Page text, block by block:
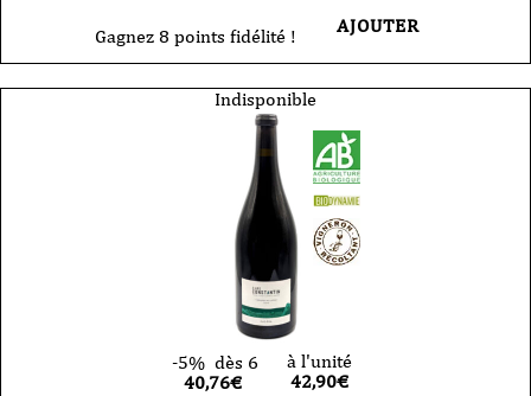
Gagnez 8 points fidélité ! AJOUTER
Indisponible
-5% dès 6
40,76€
à l'unité
42,90€